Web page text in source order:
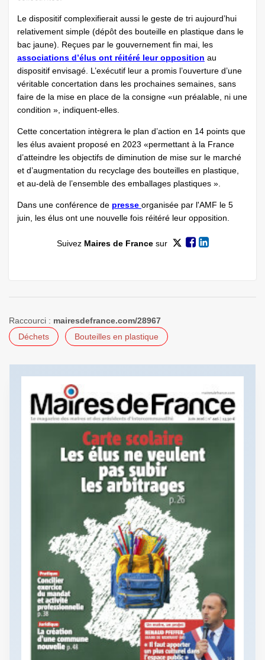
Le dispositif complexifierait aussi le geste de tri aujourd’hui
relativement simple (dépôt des bouteille en plastique dans le
bac jaune). Reçues par le gouvernement fin mai, les
associations d’élus ont réitéré leur opposition au
dispositif envisagé. L’exécutif leur a promis l’ouverture d’une
véritable concertation dans les prochaines semaines, sans
faire de la mise en place de la consigne «un préalable, ni une
condition », indiquent-elles.
Cette concertation intègrera le plan d’action en 14 points que
les élus avaient proposé en 2023 «permettant à la France
d’atteindre les objectifs de diminution de mise sur le marché
et d’augmentation du recyclage des bouteilles en plastique,
et au-delà de l’ensemble des emballages plastiques ».
Dans une conférence de presse organisée par l'AMF le 5
juin, les élus ont une nouvelle fois réitéré leur opposition.
Suivez Maires de Francesur
Raccourci : mairesdefrance.com/28967
Déchets
Bouteilles en plastique